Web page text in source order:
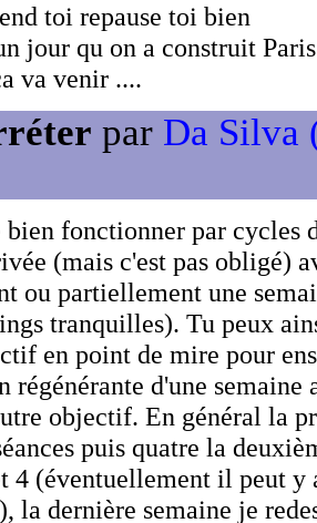
toi repause toi bien
jour qu on a construit
va venir ....
par Da Silva
fonctionner par cycles
(mais c'est pas obligé)
ou partiellement une
tranquilles). Tu peux
en point de mire pour
régénérante d'une semaine
objectif. En général la
puis quatre la
4 (éventuellement il peut y
la dernière semaine je